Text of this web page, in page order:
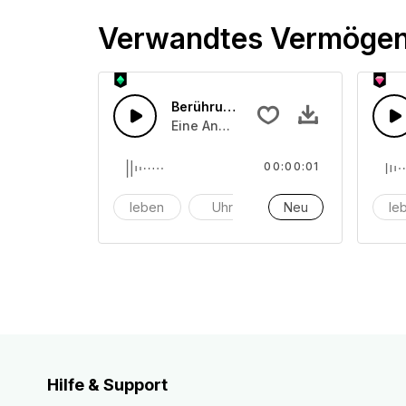
Verwandtes
Berührung von Glas 20
Eine Ansammlung von einem oder
leben Uhr Alarm
00:00:01
Neu
Hilfe & Support